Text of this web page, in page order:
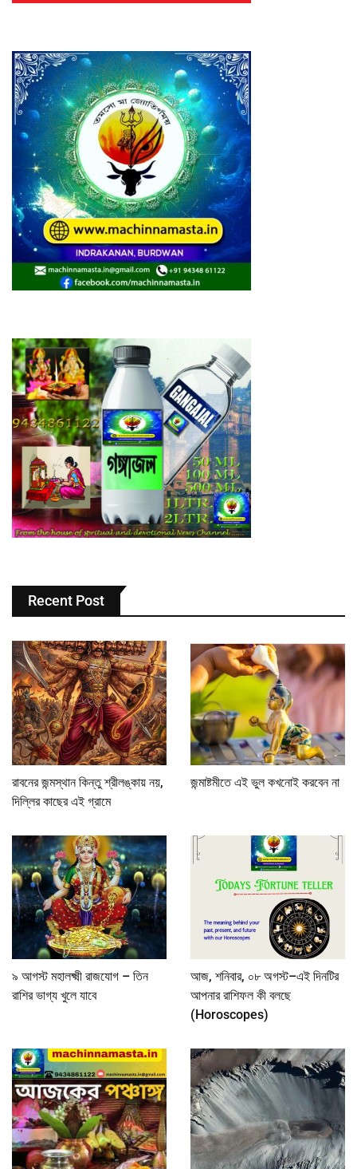
Recent Post
রাবনের জন্মস্থান কিন্তু শ্রীলঙ্কায় নয়,
দিল্লির কাছের এই গ্রামে
জন্মাষ্টমীতে এই ভুল কখনোই করবেন না
৯ আগস্ট মহালক্ষ্মী রাজযোগ – তিন
রাশির ভাগ্য খুলে যাবে
আজ, শনিবার, ০৮ অগস্ট–এই দিনটির
আপনার রাশিফল কী বলছে
(Horoscopes)